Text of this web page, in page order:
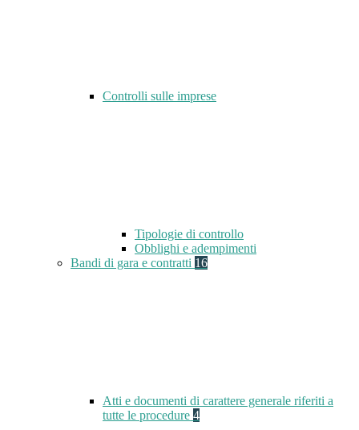
Controlli sulle imprese
Tipologie di controllo
Obblighi e adempimenti
Bandi di gara e contratti 16
Atti e documenti di carattere generale riferiti a
tutte le procedure 4